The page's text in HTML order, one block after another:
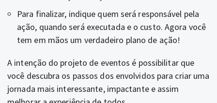
Para finalizar, indique quem será responsável pela
ação, quando será executada e o custo. Agora você
tem em mãos um verdadeiro plano de ação!
A intenção do projeto de eventos é possibilitar que
você descubra os passos dos envolvidos para criar uma
jornada mais interessante, impactante e assim